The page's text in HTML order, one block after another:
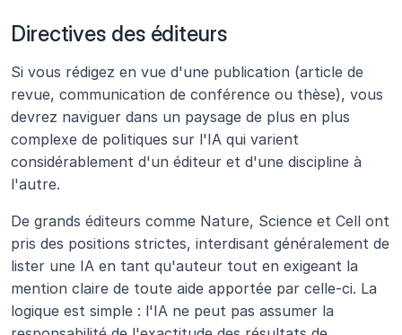
Directives des éditeurs
Si vous rédigez en vue d'une publication (article de
revue, communication de conférence ou thèse), vous
devrez naviguer dans un paysage de plus en plus
complexe de politiques sur l'IA qui varient
considérablement d'un éditeur et d'une discipline à
l'autre.
De grands éditeurs comme Nature, Science et Cell ont
pris des positions strictes, interdisant généralement de
lister une IA en tant qu'auteur tout en exigeant la
mention claire de toute aide apportée par celle-ci. La
logique est simple : l'IA ne peut pas assumer la